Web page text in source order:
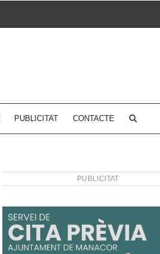
PUBLICITAT CONTACTE
PUBLICITAT